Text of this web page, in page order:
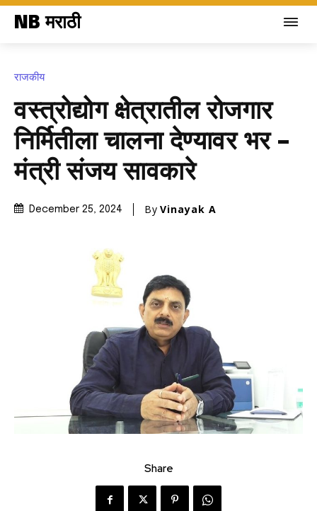
NB मराठी
राजकीय
वस्त्रोद्योग क्षेत्रातील रोजगार
निर्मितीला चालना देण्यावर भर –
मंत्री संजय सावकारे
December 25, 2024 By Vinayak A
Share